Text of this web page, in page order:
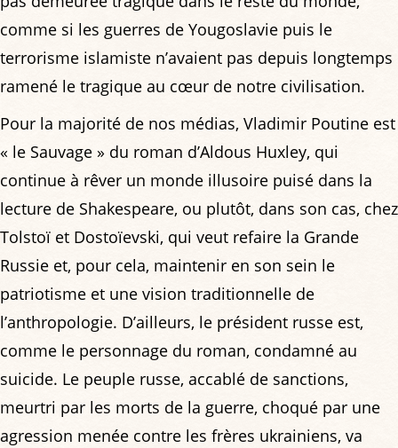
comme si les guerres de Yougoslavie puis le
terrorisme islamiste n’avaient pas depuis longtemps
ramené le tragique au cœur de notre civilisation.
Pour la majorité de nos médias, Vladimir Poutine est
« le Sauvage » du roman d’Aldous Huxley, qui
continue à rêver un monde illusoire puisé dans la
lecture de Shakespeare, ou plutôt, dans son cas, chez
Tolstoï et Dostoïevski, qui veut refaire la Grande
Russie et, pour cela, maintenir en son sein le
patriotisme et une vision traditionnelle de
l’anthropologie. D’ailleurs, le président russe est,
comme le personnage du roman, condamné au
suicide. Le peuple russe, accablé de sanctions,
meurtri par les morts de la guerre, choqué par une
agression menée contre les frères ukrainiens, va